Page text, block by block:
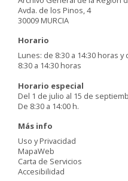
Avda. de los Pinos, 4
30009 MURCIA
Horario
Lunes: de 8:30 a 14:30 horas
8:30 a 14:30 horas
Horario especial
Del 1 de julio al 15 de
De 8:30 a 14:00 h.
Más info
Uso y Privacidad
MapaWeb
Carta de Servicios
Accesibilidad